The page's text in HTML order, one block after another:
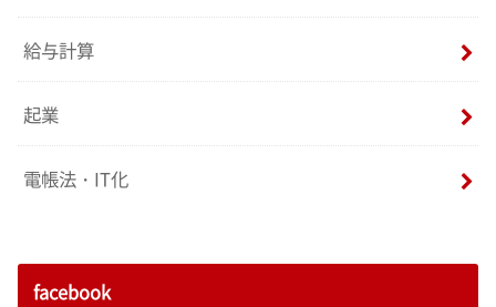
給与計算
起業
電帳法・IT化
facebook